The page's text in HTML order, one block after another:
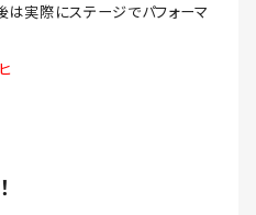
は実際にステージでパフォーマ